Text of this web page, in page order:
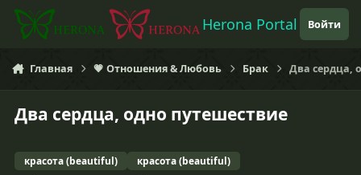
Перейти к содержанию
Herona Portal Войти
Главная 💗 Отношения & Любовь Брак Два сердца,
Два сердца, одно путешествие
красота (beautiful) красота (beautiful)